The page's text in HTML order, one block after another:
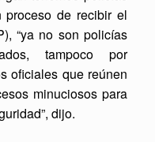
proceso de recibir el
“ya no son policías
tampoco por
oficiales que reúnen
minuciosos para
dijo.